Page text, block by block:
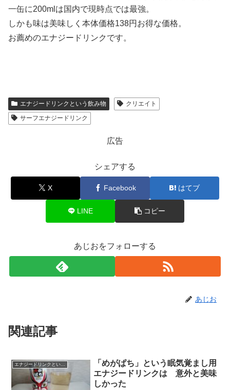
一缶に200mlは国内で現時点では最強。
しかも味は美味しく本体価格138円お得な価格。
お薦めのエナジードリンクです。
エナジードリンクという飲み物
クリエイト
サーフエナジードリンク
広告
シェアする
X Facebook はてブ
LINE コピー
あじおをフォローする
あじお
関連記事
「めがぱち」という眠気覚まし用
エナジードリンクは 意外と美味
しかった